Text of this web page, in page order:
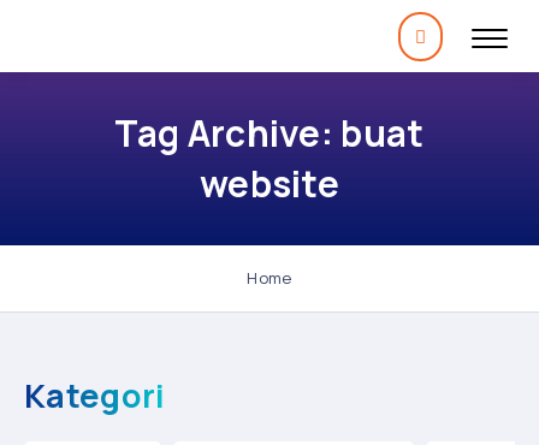
Tag Archive: buat
website
Home
Kategori